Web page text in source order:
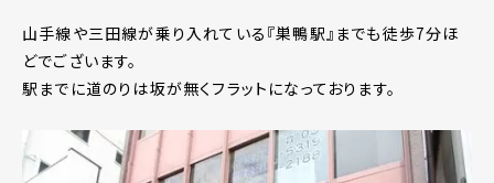
山手線や三田線が乗り入れている『巣鴨駅』までも徒歩7分ほ
どでございます。
駅までに道のりは坂が無くフラットになっております。